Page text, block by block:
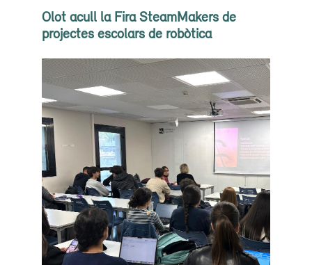
Olot acull la Fira SteamMakers de
projectes escolars de robòtica